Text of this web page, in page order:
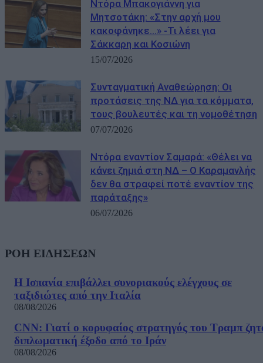
Ντόρα Μπακογιάννη για
Μητσοτάκη: «Στην αρχή μου
κακοφάνηκε…» -Τι λέει για
Σάκκαρη και Κοσιώνη
15/07/2026
Συνταγματική Αναθεώρηση: Οι
προτάσεις της ΝΔ για τα κόμματα,
τους βουλευτές και τη νομοθέτηση
07/07/2026
Ντόρα εναντίον Σαμαρά: «Θέλει να
κάνει ζημιά στη ΝΔ – Ο Καραμανλής
δεν θα στραφεί ποτέ εναντίον της
παράταξης»
06/07/2026
ΡΟΗ ΕΙΔΗΣΕΩΝ
Η Ισπανία επιβάλλει συνοριακούς ελέγχους σε
ταξιδιώτες από την Ιταλία
08/08/2026
CNN: Γιατί ο κορυφαίος στρατηγός του Τραμπ
διπλωματική έξοδο από το Ιράν
08/08/2026